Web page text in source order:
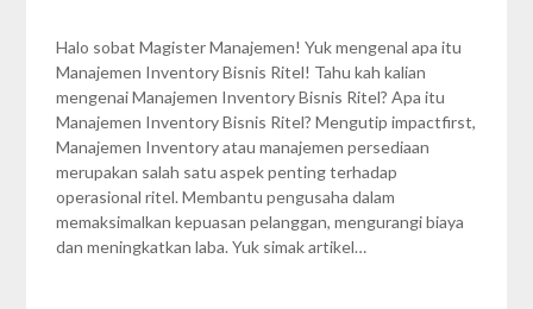
Zalfa
Halo sobat Magister Manajemen! Yuk mengenal apa itu
Manajemen Inventory Bisnis Ritel! Tahu kah kalian
mengenai Manajemen Inventory Bisnis Ritel? Apa itu
Manajemen Inventory Bisnis Ritel? Mengutip impactfirst,
Manajemen Inventory atau manajemen persediaan
merupakan salah satu aspek penting terhadap
operasional ritel. Membantu pengusaha dalam
memaksimalkan kepuasan pelanggan, mengurangi biaya
dan meningkatkan laba. Yuk simak artikel…